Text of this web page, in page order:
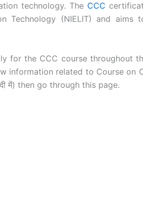
technology. The CCC
Technology (NIELIT) and aims
the CCC course throughout
information related to Course
में) then go through this page.